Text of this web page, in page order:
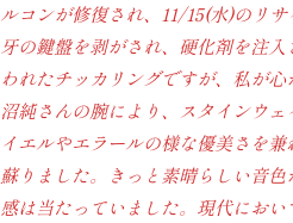
ルコンが修復され、11/15(水)のリ
牙の鍵盤を剥がされ、硬化剤を注
われたチッカリングですが、私が
沼純さんの腕により、スタインウ
イエルやエラールの様な優美さを
蘇りました。きっと素晴らしい音
感は当たっていました。現代にお